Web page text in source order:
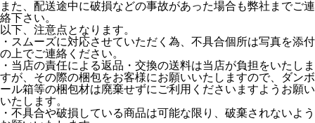
また、配送途中に破損などの事故があった場合も弊社までご連
絡下さい。
以下、注意点となります。
・スムーズに対応させていただく為、不具合個所は写真を添付
の上でご連絡ください。
・当店の責任による返品・交換の送料は当店が負担をいたしま
すが、その際の梱包をお客様にお願いいたしますので、ダンボ
ール箱等の梱包材は廃棄せずにご利用くださいますようお願い
いたします。
・不具合や破損している商品は可能な限り、破棄されないよう